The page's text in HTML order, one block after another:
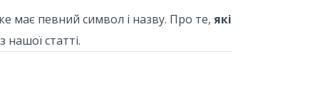
має певний символ і назву. Про те, які
нашої статті.